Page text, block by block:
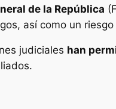
de la República
así como un
judiciales han